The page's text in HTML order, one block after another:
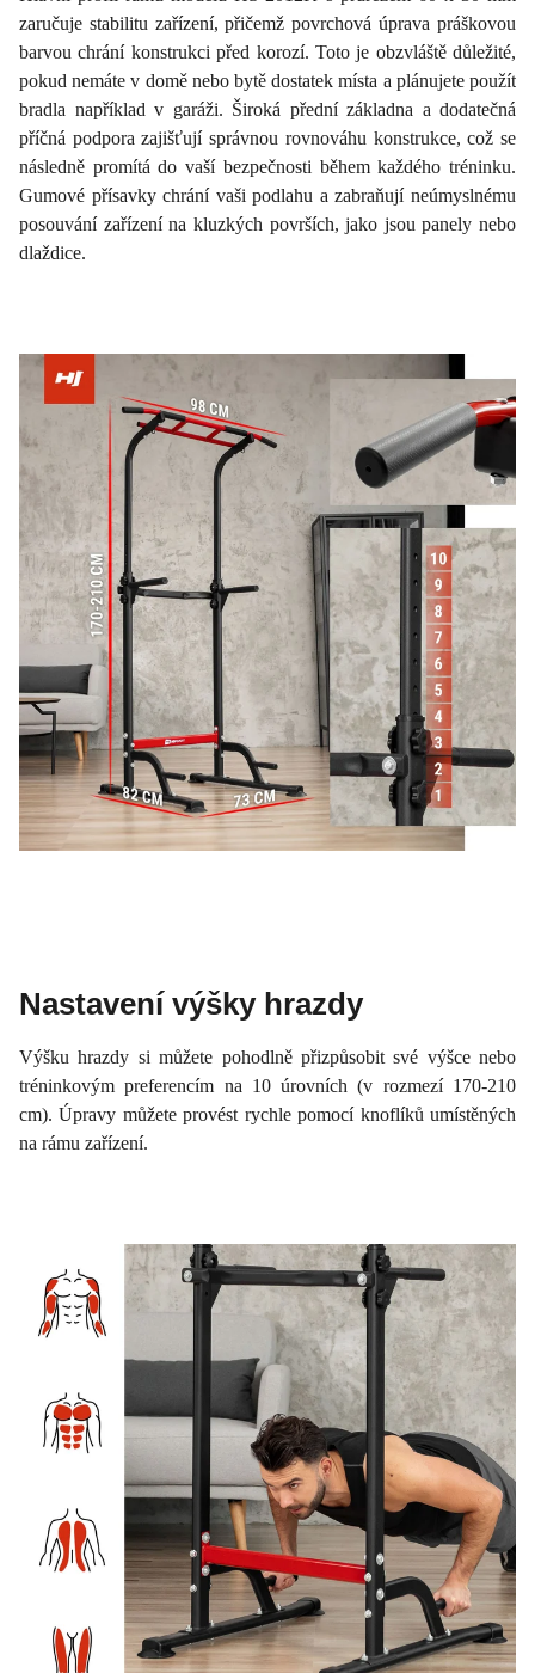
zaručuje stabilitu zařízení, přičemž povrchová úprava práškovou
barvou chrání konstrukci před korozí. Toto je obzvláště důležité,
pokud nemáte v domě nebo bytě dostatek místa a plánujete použít
bradla například v garáži. Široká přední základna a dodatečná
příčná podpora zajišťují správnou rovnováhu konstrukce, což se
následně promítá do vaší bezpečnosti během každého tréninku.
Gumové přísavky chrání vaši podlahu a zabraňují neúmyslnému
posouvání zařízení na kluzkých površích, jako jsou panely nebo
dlaždice.
Nastavení výšky hrazdy
Výšku hrazdy si můžete pohodlně přizpůsobit své výšce nebo
tréninkovým preferencím na 10 úrovních (v rozmezí 170-210
cm). Úpravy můžete provést rychle pomocí knoflíků umístěných
na rámu zařízení.